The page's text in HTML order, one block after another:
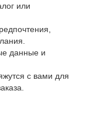
или
данные и
с вами для